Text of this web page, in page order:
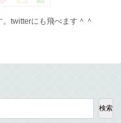
twitterにも飛べます＾＾
検索